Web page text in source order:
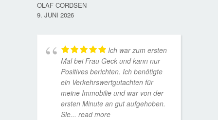
OLAF CORDSEN
9. JUNI 2026
Ich war zum ersten
Mal bei Frau Geck und kann nur
Positives berichten. Ich benötigte
ein Verkehrswertgutachten für
meine Immobilie und war von der
ersten Minute an gut aufgehoben.
Sie... read more